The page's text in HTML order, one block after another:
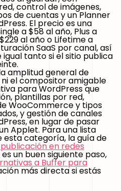
control de imágenes,
de cuentas y un Planner
El precio es una
a $58 al año, Plus a
al año o Lifetime a
SaaS por canal, así
tanto si el sitio publica
amplitud general de
el compositor amigable
para WordPress que
plantillas por red,
WooCommerce y tipos
y gestión de canales
en lugar de pasar
Applet. Para una lista
esta categoría, la guía de
en redes
es un buen siguiente paso,
a Buffer para
más directa si estás